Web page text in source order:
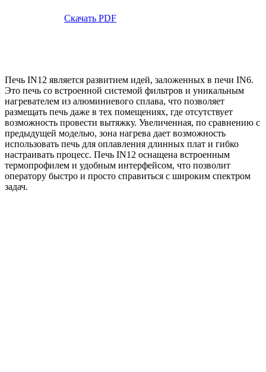
Скачать PDF
Печь IN12 является развитием идей, заложенных в печи IN6.
Это печь со встроенной системой фильтров и уникальным
нагревателем из алюминиевого сплава, что позволяет
размещать печь даже в тех помещениях, где отсутствует
возможность провести вытяжку. Увеличенная, по сравнению с
предыдущей моделью, зона нагрева дает возможность
использовать печь для оплавления длинных плат и гибко
настраивать процесс. Печь IN12 оснащена встроенным
термопрофилем и удобным интерфейсом, что позволит
оператору быстро и просто справиться с широким спектром
задач.